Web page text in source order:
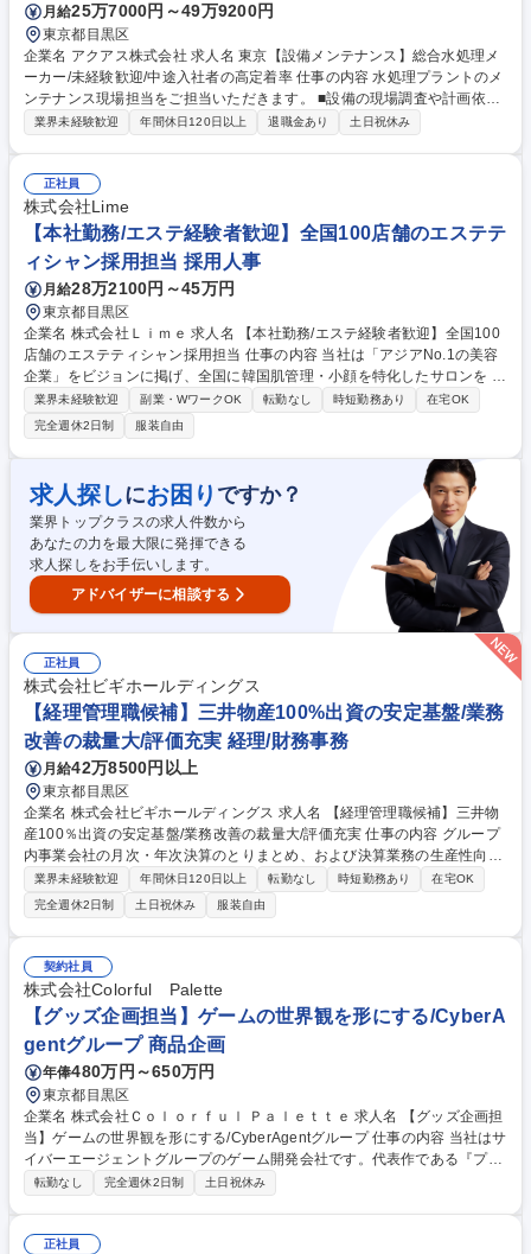
月給25万7000円～49万9200円
東京都目黒区
企業名 アクアス株式会社 求人名 東京【設備メンテナンス】総合水処理メ
ーカー/未経験歓迎/中途入社者の高定着率 仕事の内容 水処理プラントのメ
ンテナンス現場担当をご担当いただきます。 ■設備の現場調査や計画依頼
に対する工事日程調整、原価積算 ■受注物件の業者手配や部材発注 ■現場
経験者歓迎いたします！ 【顧客】水が使われる場所全て（プラントや工
場、複合施設など）で活躍可能な当社、業界問わず幅広い工場のお客様へ
ソリューションを提供。 募集職種 東京【設備メンテナンス】総合水処理
メーカー/未経験歓迎/中途入社者の高定着率
業界未経験歓迎 年間休日120日以上 退職金あり 土日祝休み
正社員
株式会社Lime
【本社勤務/エステ経験者歓迎】全国100店舗のエステテ
ィシャン採用担当 採用人事
月給28万2100円～45万円
東京都目黒区
企業名 株式会社Ｌｉｍｅ 求人名 【本社勤務/エステ経験者歓迎】全国100
店舗のエステティシャン採用担当 仕事の内容 当社は「アジアNo.1の美容
企業」をビジョンに掲げ、全国に韓国肌管理・小顔を特化したサロンを 1
00店舗展開中。毎月約15名のエステティシャン採用を担いながら、人事
のプロフェッショナルとして組織基盤を強固にす る役割を担っていただき
ます！ 【エステティシャンの採用活動全般】■採用計画の立案／データに
基づく母集団形成施策の企画・実行■求人媒体運用／スカウト配信■応募者
対応、一次面接の実施■採用広報の強化／採用手法の検討・効果測定 【現
場との連携・調整】■店舗責任者・SVとの採用要件すり合わせ■配属後の
フォローアップや配置調整の提案 募集職種 【本社勤務/エステ経験者歓
迎】全国100店舗のエステティシャン採用担当
業界未経験歓迎 副業・WワークOK 転勤なし 時短勤務あり
在宅OK
完全週休2日制
服装自由
求人探しにお困り ですか？
業界トップクラスの求人件数から
あなたの力を最大限に発揮できる
求人探しをお手伝いします。
アドバイザーに相談する
正社員
株式会社ビギホールディングス
【経理管理職候補】三井物産100%出資の安定基盤/業務
改善の裁量大/評価充実 経理/財務事務
月給42万8500円以上
東京都目黒区
企業名 株式会社ビギホールディングス 求人名 【経理管理職候補】三井物
産100％出資の安定基盤/業務改善の裁量大/評価充実 仕事の内容 グループ
内事業会社の月次・年次決算のとりまとめ、および決算業務の生産性向上
に向けた業務改善をリードしていただきます。経理部門の中核として組織
を牽引し、経営に近い視点から事業成長を支える重要な役割。 ■グループ
内事業会社の月次および年次決算のとりまとめ・推進 ■決算業務の生産性
向上・効率化に向けた業務フローの改善企画・実行 ■メンバーの業務進捗
管理および育成(マネージャークラスの場合) ■監査法人・税理士法人等の
外部専門家との折衝・連携 ■新規募集ポジションとして、これまでのご経
験を活かしながら経理部門全体のボトムアップを図り、経営基盤の強化に
貢献いただきます。 募集職種 【経理管理職候補】三井物産100％出資の安
定基盤/業務改善の裁量大/評価充実
業界未経験歓迎 年間休日120日以上 転勤なし 時短勤務あり
在宅OK
完全週休2日制
土日祝休み 服装自由
契約社員
株式会社Colorful Palette
【グッズ企画担当】ゲームの世界観を形にする/CyberA
gentグループ 商品企画
年俸480万円～650万円
東京都目黒区
企業名 株式会社Ｃｏｌｏｒｆｕｌ Ｐａｌｅｔｔｅ 求人名 【グッズ企画担
当】ゲームの世界観を形にする/CyberAgentグループ 仕事の内容 当社はサ
イバーエージェントグループのゲーム開発会社です。代表作である『プロ
ジェクトセカイ カラフルステージ！ feat. 初音ミク』の開発・運営をして
じたブランド体験の最大化を目指して商品化の一連の流れをリードしてい
転勤なし 完全週休2日制 土日祝休み
正社員